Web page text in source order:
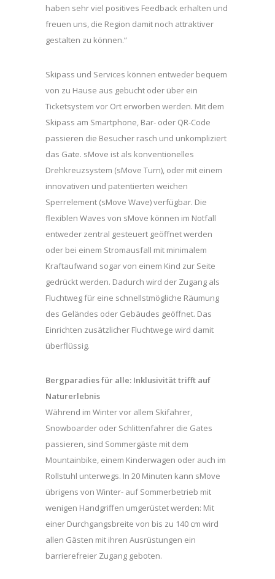
haben sehr viel positives Feedback erhalten und
freuen uns, die Region damit noch attraktiver
gestalten zu können.“
Skipass und Services können entweder bequem
von zu Hause aus gebucht oder über ein
Ticketsystem vor Ort erworben werden. Mit dem
Skipass am Smartphone, Bar- oder QR-Code
passieren die Besucher rasch und unkompliziert
das Gate. sMove ist als konventionelles
Drehkreuzsystem (sMove Turn), oder mit einem
innovativen und patentierten weichen
Sperrelement (sMove Wave) verfügbar. Die
flexiblen Waves von sMove können im Notfall
entweder zentral gesteuert geöffnet werden
oder bei einem Stromausfall mit minimalem
Kraftaufwand sogar von einem Kind zur Seite
gedrückt werden. Dadurch wird der Zugang als
Fluchtweg für eine schnellstmögliche Räumung
des Geländes oder Gebäudes geöffnet. Das
Einrichten zusätzlicher Fluchtwege wird damit
überflüssig.
Bergparadies für alle: Inklusivität trifft auf
Naturerlebnis
Während im Winter vor allem Skifahrer,
Snowboarder oder Schlittenfahrer die Gates
passieren, sind Sommergäste mit dem
Mountainbike, einem Kinderwagen oder auch im
Rollstuhl unterwegs. In 20 Minuten kann sMove
übrigens von Winter- auf Sommerbetrieb mit
wenigen Handgriffen umgerüstet werden: Mit
einer Durchgangsbreite von bis zu 140 cm wird
allen Gästen mit ihren Ausrüstungen ein
barrierefreier Zugang geboten.